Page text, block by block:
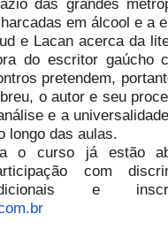
das grandes
em álcool e a
e Lacan acerca da
do escritor gaúcho
pretendem,
o autor e seu
e a
longo das aulas.
o curso já estão
com
e